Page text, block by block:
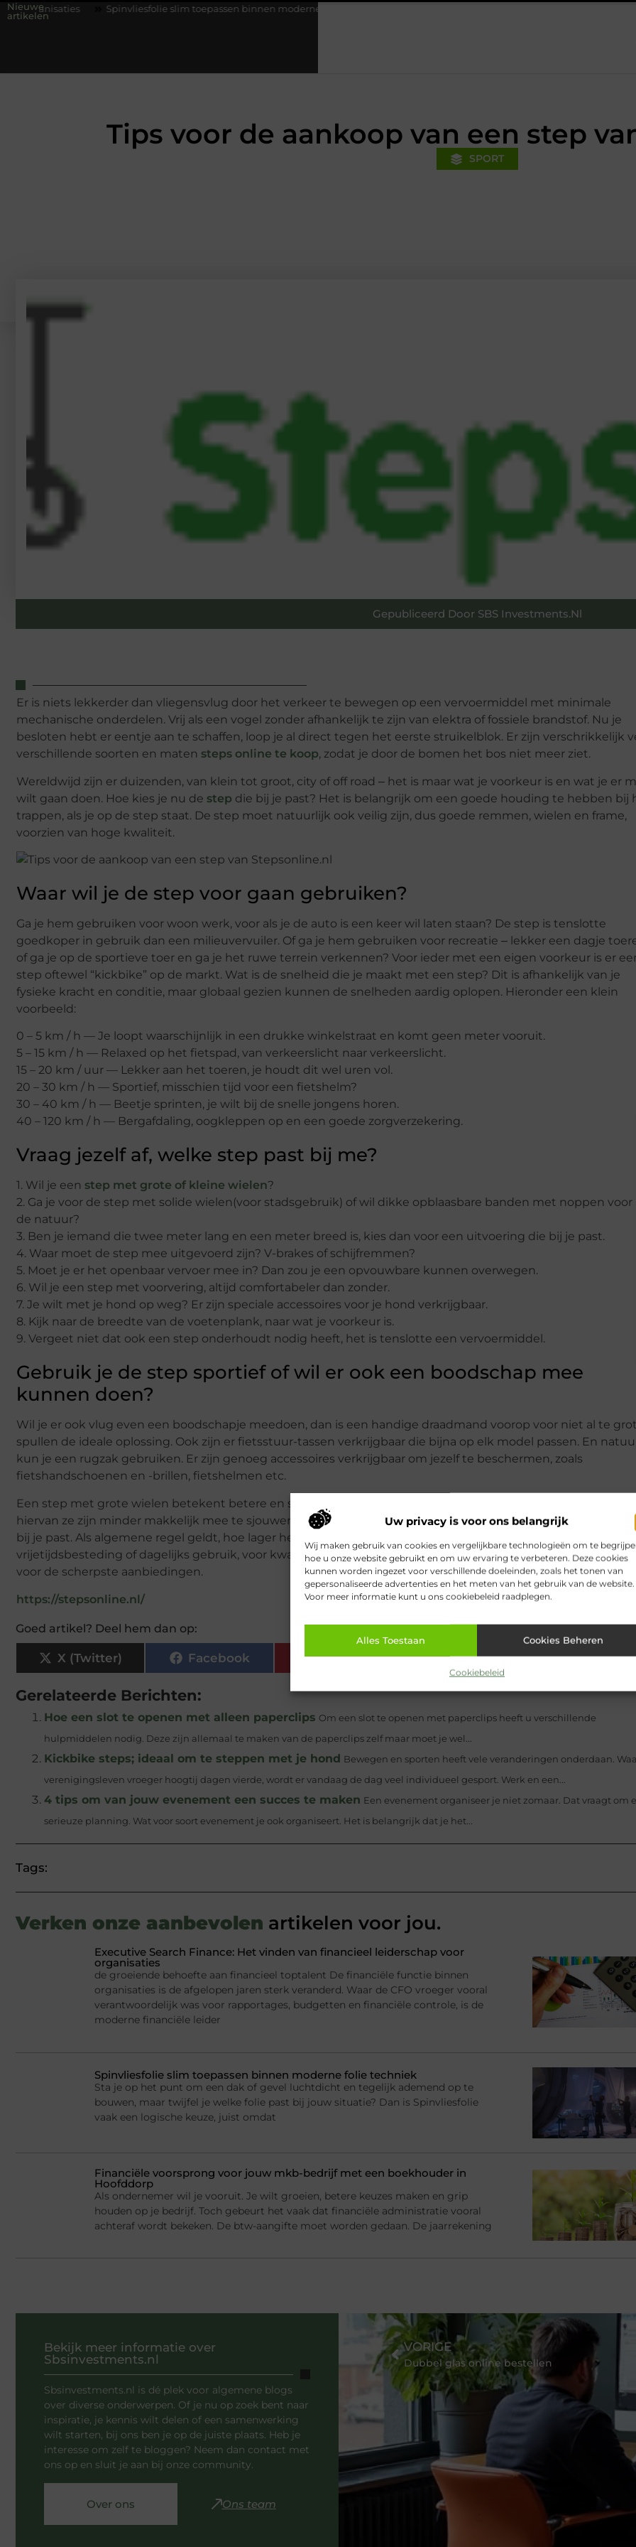
Uw privacy is voor ons belangrijk
Wij maken gebruik van cookies en vergelijkbare technologieën om te
hoe u onze website gebruikt en om uw ervaring te verbeteren. Deze cookies
kunnen worden ingezet voor verschillende doeleinden, zoals het tonen van
gepersonaliseerde advertenties en het meten van het gebruik van de website.
Voor meer informatie kunt u ons cookiebeleid raadplegen.
Alles Toestaan Cookies Beheren
Cookiebeleid
Nieuwe
artikelen
Spinvliesfolie slim toepassen binnen moderne folie techniek
Tips voor de aankoop van een step
SPORT
Gepubliceerd Door SBS Investments.nl
Er is niets lekkerder dan vliegensvlug door het verkeer te bewegen op een vervoermiddel met minimale
mechanische onderdelen. Vrij als een vogel zonder afhankelijk te zijn van elektra of fossiele brandstof. Nu je
besloten hebt er eentje aan te schaffen, loop je al direct tegen het eerste struikelblok. Er zijn verschrikkelijk
verschillende soorten en maten steps online te koop, zodat je door de bomen het bos niet meer ziet.
Wereldwijd zijn er duizenden, van klein tot groot, city of off road ‒ het is maar wat je voorkeur is en wat je er
wilt gaan doen. Hoe kies je nu de step die bij je past? Het is belangrijk om een goede houding te hebben bij
trappen, als je op de step staat. De step moet natuurlijk ook veilig zijn, dus goede remmen, wielen en frame,
voorzien van hoge kwaliteit.
Waar wil je de step voor gaan gebruiken?
Ga je hem gebruiken voor woon werk, voor als je de auto is een keer wil laten staan? De step is tenslotte
goedkoper in gebruik dan een milieuvervuiler. Of ga je hem gebruiken voor recreatie ‒ lekker een dagje
of ga je op de sportieve toer en ga je het ruwe terrein verkennen? Voor ieder met een eigen voorkeur is er
step oftewel “kickbike” op de markt. Wat is de snelheid die je maakt met een step? Dit is afhankelijk van je
fysieke kracht en conditie, maar globaal gezien kunnen de snelheden aardig oplopen. Hieronder een klein
voorbeeld:
0 – 5 km / h — Je loopt waarschijnlijk in een drukke winkelstraat en komt geen meter vooruit.
5 – 15 km / h — Relaxed op het fietspad, van verkeerslicht naar verkeerslicht.
15 – 20 km / uur — Lekker aan het toeren, je houdt dit wel uren vol.
20 – 30 km / h — Sportief, misschien tijd voor een fietshelm?
30 – 40 km / h — Beetje sprinten, je wilt bij de snelle jongens horen.
40 – 120 km / h — Bergafdaling, oogkleppen op en een goede zorgverzekering.
Vraag jezelf af, welke step past bij me?
1. Wil je een step met grote of kleine wielen?
2. Ga je voor de step met solide wielen(voor stadsgebruik) of wil dikke opblaasbare banden met noppen voor
de natuur?
3. Ben je iemand die twee meter lang en een meter breed is, kies dan voor een uitvoering die bij je past.
4. Waar moet de step mee uitgevoerd zijn? V-brakes of schijfremmen?
5. Moet je er het openbaar vervoer mee in? Dan zou je een opvouwbare kunnen overwegen.
6. Wil je een step met voorvering, altijd comfortabeler dan zonder.
7. Je wilt met je hond op weg? Er zijn speciale accessoires voor je hond verkrijgbaar.
8. Kijk naar de breedte van de voetenplank, naar wat je voorkeur is.
9. Vergeet niet dat ook een step onderhoudt nodig heeft, het is tenslotte een vervoermiddel.
Gebruik je de step sportief of wil er ook een boodschap mee
kunnen doen?
Wil je er ook vlug even een boodschapje meedoen, dan is een handige draadmand voorop voor niet al te
spullen de ideale oplossing. Ook zijn er fietsstuur-tassen verkrijgbaar die bijna op elk model passen. En
kun je een rugzak gebruiken. Er zijn genoeg accessoires verkrijgbaar om jezelf te beschermen, zoals
fietshandschoenen en -brillen, fietshelmen etc.
Een step met grote wielen betekent betere en snellere prestaties, minder trillingen dus beter comfort, nadeel
hiervan ze zijn minder makkelijk mee te sjouwen. Let ook op de juiste hoogte van de voetenplank ‒ wat het
bij je past. Als algemene regel geldt, hoe lager het dek hoe makkelijker je jezelf vooruit trapt. Conclusie: voor
vrijetijdsbesteding of dagelijks gebruik, voor kwaliteit en duurzaamheid, ga dan naar onzewebshop voor
voor de scherpste aanbiedingen.
https://stepsonline.nl/
Goed artikel? Deel hem dan op:
X (Twitter) Facebook Pinterest LinkedIn Email
Gerelateerde Berichten:
Hoe een slot te openen met alleen paperclips Om een slot te openen met paperclips heeft u verschillende
hulpmiddelen nodig. Deze zijn allemaal te maken van de paperclips zelf maar moet je wel...
Kickbike steps; ideaal om te steppen met je hond Bewegen en sporten heeft vele veranderingen onderdaan.
verenigingsleven vroeger hoogtij dagen vierde, wordt er vandaag de dag veel individueel gesport. Werk en een...
4 tips om van jouw evenement een succes te maken Een evenement organiseer je niet zomaar. Dat vraagt om
serieuze planning. Wat voor soort evenement je ook organiseert. Het is belangrijk dat je het...
Tags:
Verken onze aanbevolen artikelen voor jou.
Executive Search Finance: Het vinden van financieel leiderschap voor
organisaties
de groeiende behoefte aan financieel toptalent De financiële functie binnen
organisaties is de afgelopen jaren sterk veranderd. Waar de CFO vroeger vooral
verantwoordelijk was voor rapportages, budgetten en financiële controle, is de
moderne financiële leider
Spinvliesfolie slim toepassen binnen moderne folie techniek
Sta je op het punt om een dak of gevel luchtdicht en tegelijk ademend op te
bouwen, maar twijfel je welke folie past bij jouw situatie? Dan is Spinvliesfolie
vaak een logische keuze, juist omdat
Financiële voorsprong voor jouw mkb-bedrijf met een boekhouder in
Hoofddorp
Als ondernemer wil je vooruit. Je wilt groeien, betere keuzes maken en grip
houden op je bedrijf. Toch gebeurt het vaak dat financiële administratie vooral
achteraf wordt bekeken. De btw-aangifte moet worden gedaan. De jaarrekening
Bekijk meer informatie over
Sbsinvestments.nl
Sbsinvestments.nl is dé plek voor algemene blogs
over diverse onderwerpen. Of je nu op zoek bent naar
inspiratie, je kennis wilt delen of een samenwerking
wilt starten, bij ons ben je op de juiste plaats. Heb je
interesse om zelf te bloggen? Neem dan contact met
ons op en sluit je aan bij onze community.
Over ons Ons team
VORIGE
Dubbel glas online bestellen